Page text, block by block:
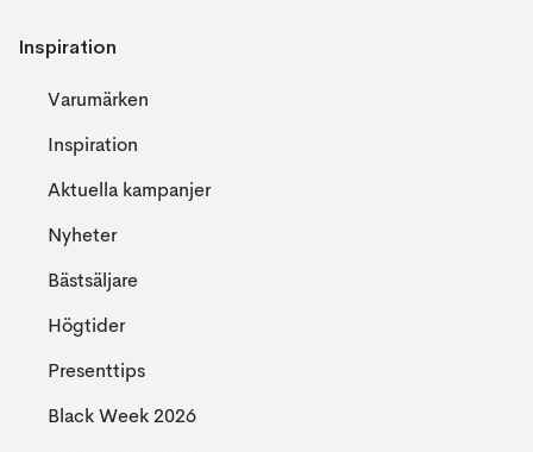
Inspiration
Varumärken
Inspiration
Aktuella kampanjer
Nyheter
Bästsäljare
Högtider
Presenttips
Black Week 2026